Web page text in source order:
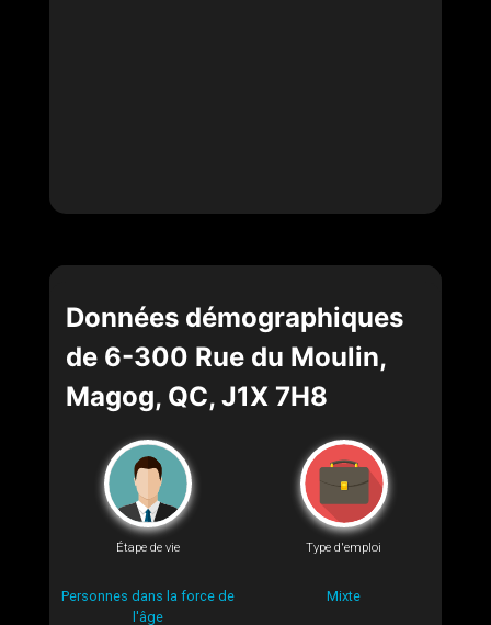
Données démographiques
de 6-300 Rue du Moulin,
Magog, QC, J1X 7H8
Étape de vie
Personnes dans la force de
l'âge
Type d'emploi
Mixte